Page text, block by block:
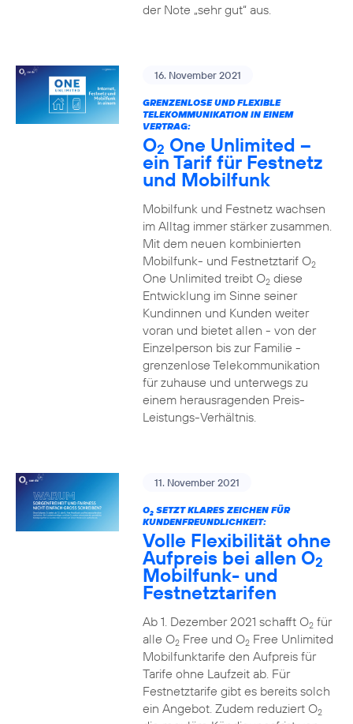
der Note „sehr gut“ aus.
16. November 2021
GRENZENLOSE UND FLEXIBLE
TELEKOMMUNIKATION IN EINEM
VERTRAG:
O2 One Unlimited –
ein Tarif für Festnetz
und Mobilfunk
Mobilfunk und Festnetz wachsen
im Alltag immer stärker zusammen.
Mit dem neuen kombinierten
Mobilfunk- und Festnetztarif O2
One Unlimited treibt O2diese
Entwicklung im Sinne seiner
Kundinnen und Kunden weiter
voran und bietet allen - von der
Einzelperson bis zur Familie -
grenzenlose Telekommunikation
für zuhause und unterwegs zu
einem herausragenden Preis-
Leistungs-Verhältnis.
11. November 2021
O2SETZT KLARES ZEICHEN FÜR
KUNDENFREUNDLICHKEIT:
Volle Flexibilität ohne
Aufpreis bei allen O2
Mobilfunk- und
Festnetztarifen
Ab 1. Dezember 2021 schafft O2für
alle O2Free und O2Free Unlimited
Mobilfunktarife den Aufpreis für
Tarife ohne Laufzeit ab. Für
Festnetztarife gibt es bereits solch
ein Angebot. Zudem reduziert O2